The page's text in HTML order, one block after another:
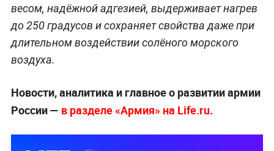
весом, надёжной адгезией, выдерживает нагрев
до 250 градусов и сохраняет свойства даже при
длительном воздействии солёного морского
воздуха.
Новости, аналитика и главное о развитии армии
России — в разделе «Армия» на Life.ru.